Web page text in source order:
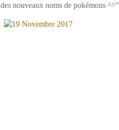
nouveaux noms de pokémons ^^"